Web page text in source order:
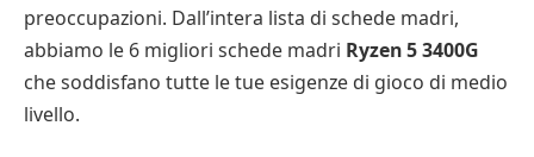
preoccupazioni. Dall’intera lista di schede madri,
abbiamo le 6 migliori schede madri Ryzen 5 3400G
che soddisfano tutte le tue esigenze di gioco di medio
livello.